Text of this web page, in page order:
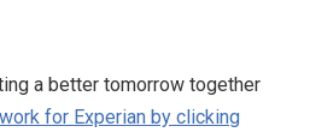
a better tomorrow together
for Experian by clicking